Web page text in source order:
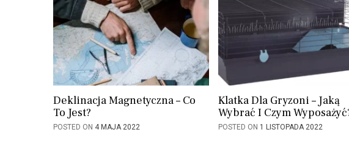
g
a
t
i
o
n
Deklinacja Magnetyczna – Co
To Jest?
POSTED ON 4 MAJA 2022
Klatka Dla Gryzoni – Jaką
Wybrać I Czym
POSTED ON 1 LISTOPADA 2022